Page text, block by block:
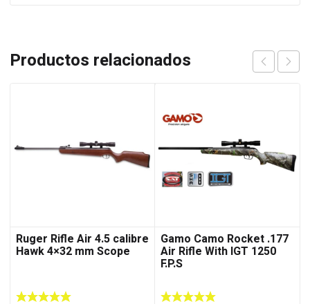
Productos relacionados
Ruger Rifle Air 4.5 calibre
Hawk 4×32 mm Scope
Gamo Camo Rocket .177
Air Rifle With IGT 1250
F.P.S